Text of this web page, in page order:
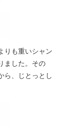
りも重いシャン
ました。その
ら、じとっとし